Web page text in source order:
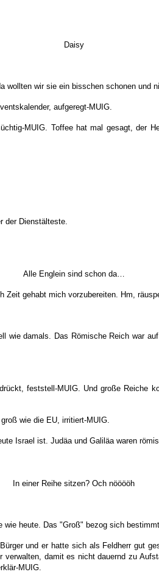
Daisy
wir sie ein bisschen schonen und
aufgeregt-MUIG.
MUIG. Toffee hat mal gesagt, der
der Dienstälteste.
Alle Englein sind schon da…
gehabt mich vorzubereiten. Hm,
damals. Das Römische Reich war
feststell-MUIG. Und große Reiche
wie die EU, irritiert-MUIG.
Israel ist. Judäa und Galiläa waren
In einer Reihe sitzen? Och nööööh
heute. Das "Groß" bezog sich
und er hatte sich als Feldherr gut
damit es nicht dauernd zu
MUIG.